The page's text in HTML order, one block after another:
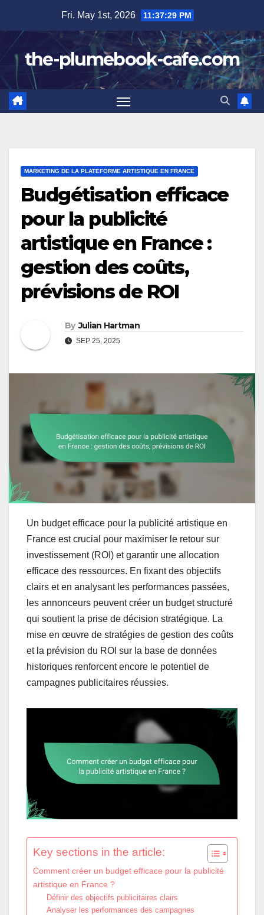
content
Fri. May 1st, 2026 11:37:30 PM
the-plumebook-cafe.com
MARKETING DE LA PLATEFORME ARTISTIQUE EN FRANCE
Budgétisation efficace
pour la publicité
artistique en France :
gestion des coûts,
prévisions de ROI
By Julian Hartman
SEP 25, 2025
Un budget efficace pour la publicité artistique en
France est crucial pour maximiser le retour sur
investissement (ROI) et garantir une allocation
efficace des ressources. En fixant des objectifs
clairs et en analysant les performances passées,
les annonceurs peuvent créer un budget structuré
qui soutient la prise de décision stratégique. La
mise en œuvre de stratégies de gestion des coûts
et la prévision du ROI sur la base de données
historiques renforcent encore le potentiel de
campagnes publicitaires réussies.
Key sections in the article:
Comment créer un budget efficace pour la publicité
artistique en France ?
Définir des objectifs publicitaires clairs
Analyser les performances des campagnes